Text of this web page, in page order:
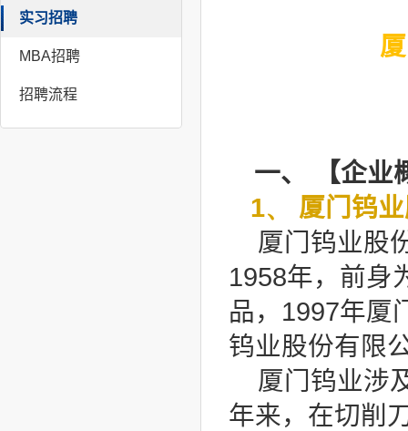
实习招聘
MBA招聘
招聘流程
一、 【企业
1、 厦门钨
厦门钨业股
1958年，前身
品，1997年厦
钨业股份有限
厦门钨业涉
年来，在切削